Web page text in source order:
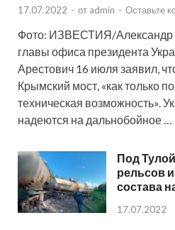
17.07.2022 - от admin - Оставьте
Фото: ИЗВЕСТИЯ/Александр
главы офиса президента
Арестович 16 июля заявил,
Крымский мост, «как только
техническая возможность».
надеются на дальнобойное …
Под
рельсов
состава
17.07.2022